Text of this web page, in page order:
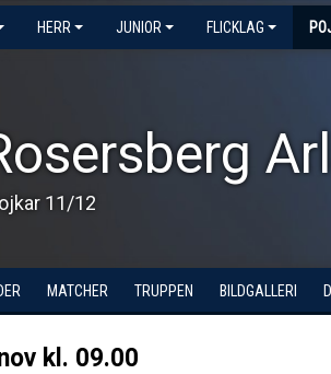
HERR JUNIOR FLICKLAG
11/12
MATCHER TRUPPEN BILDGALLERI
kl. 09.00